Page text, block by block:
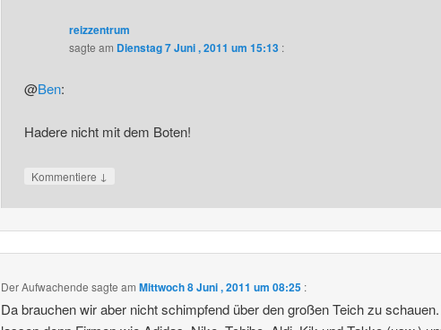
reizzentrum
sagte am Dienstag 7 Juni , 2011 um 15:13 :
@Ben:
Hadere nicht mit dem Boten!
Kommentiere ↓
Der Aufwachende sagte amMittwoch 8 Juni , 2011 um 08:25 :
Da brauchen wir aber nicht schimpfend über den großen Teich zu